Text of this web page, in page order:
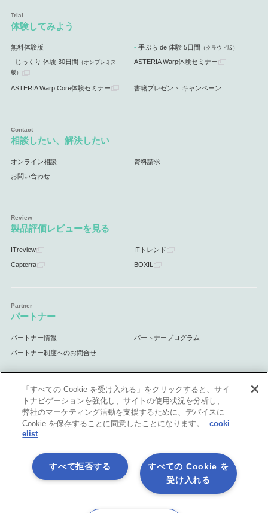
体験してみよう
無料体験版 手ぶら de 体験 5日間 （クラウド版）
じっくり 体験 30日間 （オンプレミス
版）
ASTERIA Warp体験セミナー
ASTERIA Warp Core体験セミナー 書籍プレゼント キャンペーン
相談したい、解決したい
オンライン相談 資料請求
お問い合わせ
製品評価レビューを見る
ITreview ITトレンド
Capterra BOXIL
パートナー
パートナー情報 パートナープログラム
パートナー制度へのお問合せ
サポート
サポート情報
各社商標について
会社情報
「すべての Cookie を受け入れる」をクリックすると、サイ
トナビゲーションを強化し、サイトの使用状況を分析し、
弊社のマーケティング活動を支援するために、デバイスに
Cookie を保存することに同意したことになります。
cooki
elist
すべての Cookie を
受け入れる
すべて拒否する